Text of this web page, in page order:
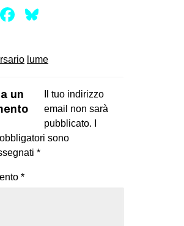
Mastodon
Facebook
lume
un
Il tuo indirizzo
email non sarà
pubblicato.
sono
*
*